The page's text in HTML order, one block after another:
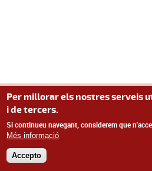
Per millorar els nostres serveis
i de tercers.
Si continueu navegant, considerem que
Més informació
Accepto